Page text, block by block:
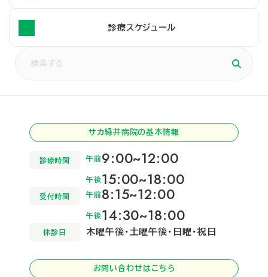
診療スケジュール
サカ緑井病院の基本情報
診療時間 午前9:00~12:00
午後15:00~18:00
受付時間 午前8:15~12:00
午後14:30~18:00
休診日 木曜午後・土曜午後・日曜・祝日
お問い合わせはこちら